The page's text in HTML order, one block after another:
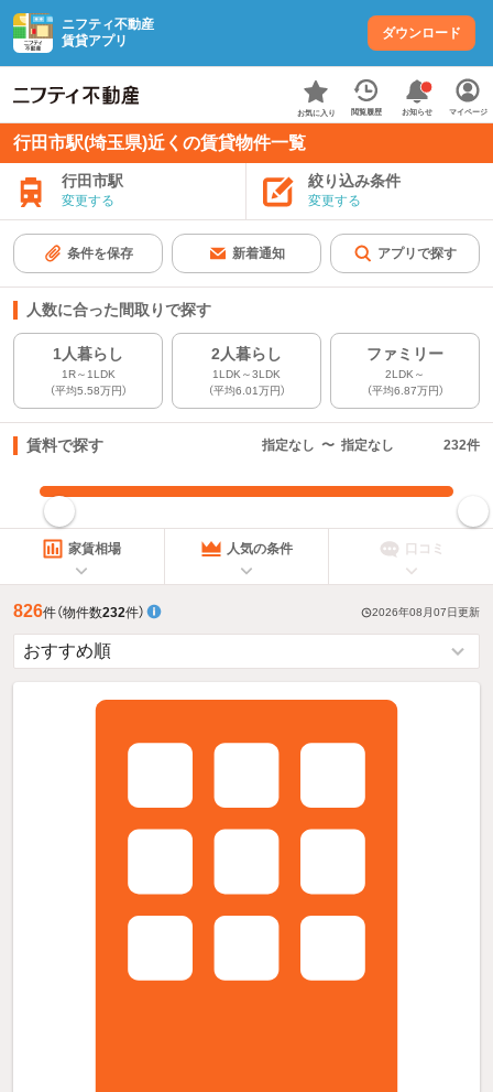
ニフティ不動産
賃貸アプリ
ダウンロード
お気に入り 閲覧履歴 お知らせ マイページ
行田市駅(埼玉県)近くの賃貸物件一覧
行田市駅
変更する
絞り込み条件
変更する
条件を保存 新着通知 アプリで探す
人数に合った間取りで探す
1人暮らし
1R～1LDK
（平均5.58万円）
2人暮らし
1LDK～3LDK
（平均6.01万円）
ファミリー
2LDK～
（平均6.87万円）
賃料で探す 指定なし 〜 指定なし 232件
指定した賃料で絞り込む
家賃相場 人気の条件 口コミ
826件（物件数232件） 2026年08月07日更新